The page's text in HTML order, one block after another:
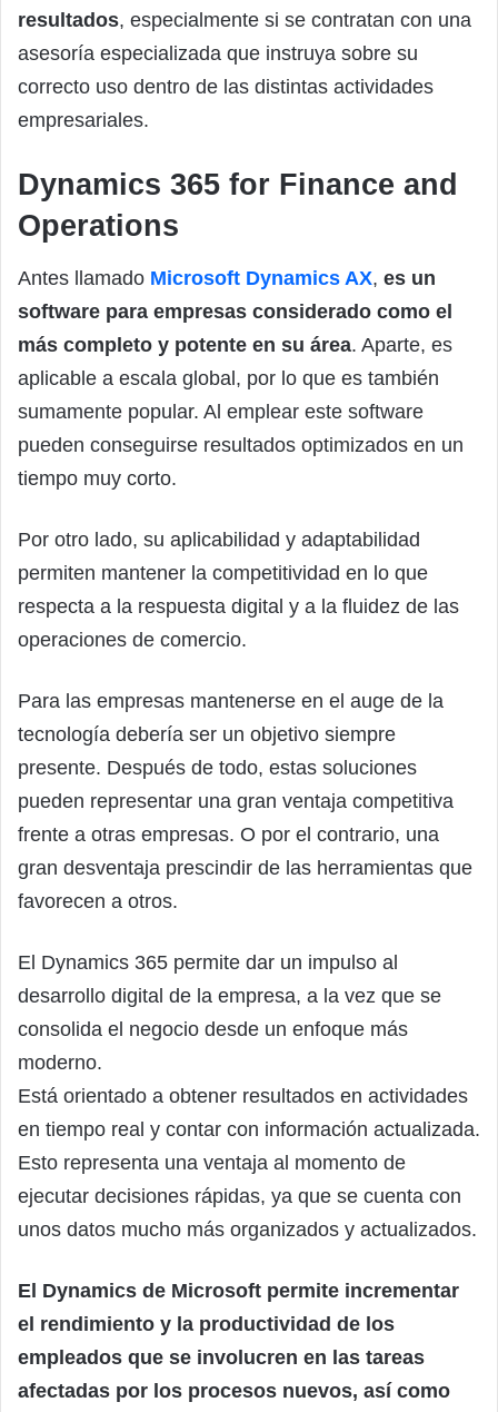
resultados, especialmente si se contratan con una
asesoría especializada que instruya sobre su
correcto uso dentro de las distintas actividades
empresariales.
Dynamics 365 for Finance and
Operations
Antes llamado Microsoft Dynamics AX, es un
software para empresas considerado como el
más completo y potente en su área. Aparte, es
aplicable a escala global, por lo que es también
sumamente popular. Al emplear este software
pueden conseguirse resultados optimizados en un
tiempo muy corto.
Por otro lado, su aplicabilidad y adaptabilidad
permiten mantener la competitividad en lo que
respecta a la respuesta digital y a la fluidez de las
operaciones de comercio.
Para las empresas mantenerse en el auge de la
tecnología debería ser un objetivo siempre
presente. Después de todo, estas soluciones
pueden representar una gran ventaja competitiva
frente a otras empresas. O por el contrario, una
gran desventaja prescindir de las herramientas que
favorecen a otros.
El Dynamics 365 permite dar un impulso al
desarrollo digital de la empresa, a la vez que se
consolida el negocio desde un enfoque más
moderno.
Está orientado a obtener resultados en actividades
en tiempo real y contar con información actualizada.
Esto representa una ventaja al momento de
ejecutar decisiones rápidas, ya que se cuenta con
unos datos mucho más organizados y actualizados.
El Dynamics de Microsoft permite incrementar
el rendimiento y la productividad de los
empleados que se involucren en las tareas
afectadas por los procesos nuevos, así como